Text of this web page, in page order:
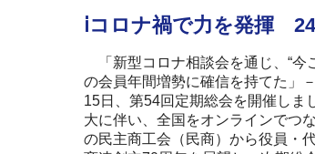
ⅰコロナ禍で力を発揮
「新型コロナ相談会を通じ、“今
の会員年間増勢に確信を持てた」
15日、第54回定期総会を開催しま
大に伴い、全国をオンラインでつ
の民主商工会（民商）から役員・